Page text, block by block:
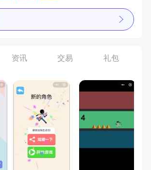
资讯 交易 礼包